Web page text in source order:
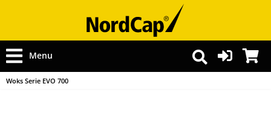
Menu
Woks Serie EVO 700